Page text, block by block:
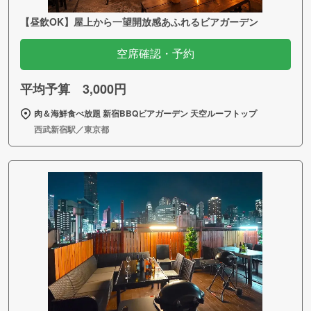
【昼飲OK】屋上から一望開放感あふれるビアガーデン
空席確認・予約
平均予算 3,000円
肉＆海鮮食べ放題 新宿BBQビアガーデン 天空ルーフトップ
西武新宿駅／東京都